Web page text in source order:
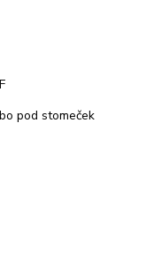
pod stomeček